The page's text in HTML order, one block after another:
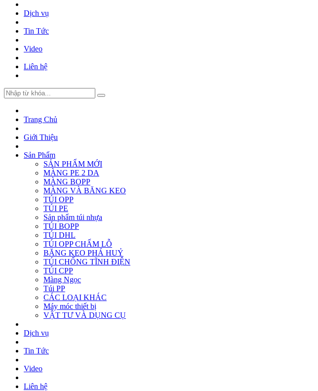
Dịch vụ
Tin Tức
Video
Liên hệ
Trang Chủ
Giới Thiệu
Sản Phẩm
SẢN PHẨM MỚI
MÀNG PE 2 DA
MÀNG BOPP
MÀNG VÀ BĂNG KEO
TÚI OPP
TÚI PE
Sản phẩm túi nhựa
TÚI BOPP
TÚI DHL
TÚI OPP CHẤM LỖ
BĂNG KEO PHÁ HUỶ
TÚI CHỐNG TĨNH ĐIỆN
TÚI CPP
Màng Ngọc
Túi PP
CÁC LOẠI KHÁC
Máy móc thiết bị
VẬT TƯ VÀ DỤNG CỤ
Dịch vụ
Tin Tức
Video
Liên hệ